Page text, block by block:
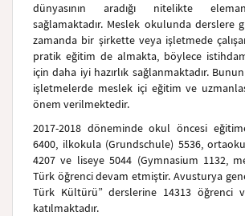
dünyasının aradığı nitelikte
sağlamaktadır. Meslek okulunda derslere
zamanda bir şirkette veya işletmede
pratik eğitim de almakta, böylece
için daha iyi hazırlık sağlanmaktadır.
işletmelerde meslek içi eğitim ve
önem verilmektedir.
2017-2018 döneminde okul öncesi
6400, ilkokula (Grundschule) 5536,
4207 ve liseye 5044 (Gymnasium 1132,
Türk öğrenci devam etmiştir. Avusturya
Türk Kültürü” derslerine 14313 öğrenci
katılmaktadır.